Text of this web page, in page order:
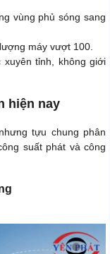
vùng phủ sóng sang
máy vượt 100.
tỉnh, không giới
hiện nay
tựu chung phân
suất phát và công